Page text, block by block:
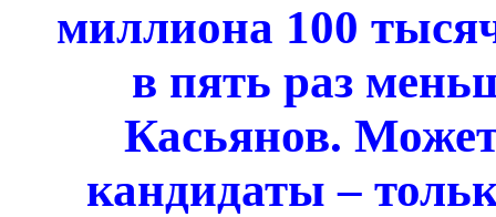
миллиона 100
в пять раз
Касьянов.
кандидаты –